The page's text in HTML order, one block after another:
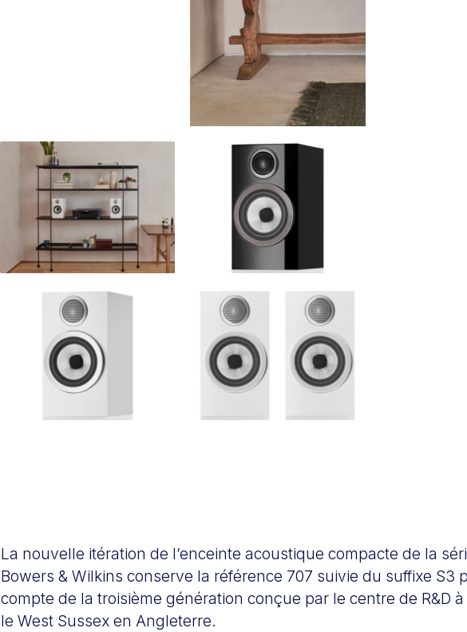
La nouvelle itération de l’enceinte acoustique compacte de la
Bowers & Wilkins conserve la référence 707 suivie du suffixe S3
compte de la troisième génération conçue par le centre de R&D
le West Sussex en Angleterre.